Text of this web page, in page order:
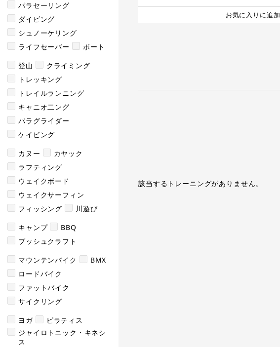
パラセーリング
ダイビング
シュノーケリング
ライフセーバー
ボート
登山
クライミング
トレッキング
トレイルランニング
キャニオ二ング
パラグライダー
ケイビング
カヌー
カヤック
ラフティング
ウェイクボード
ウェイクサーフィン
フィッシング
川遊び
キャンプ
BBQ
ブッシュクラフト
マウンテンバイク
BMX
ロードバイク
ファットバイク
サイクリング
ヨガ
ピラティス
ジャイロトニック・キネシ
ス
お気に入りに追加
該当するトレーニングがありません。